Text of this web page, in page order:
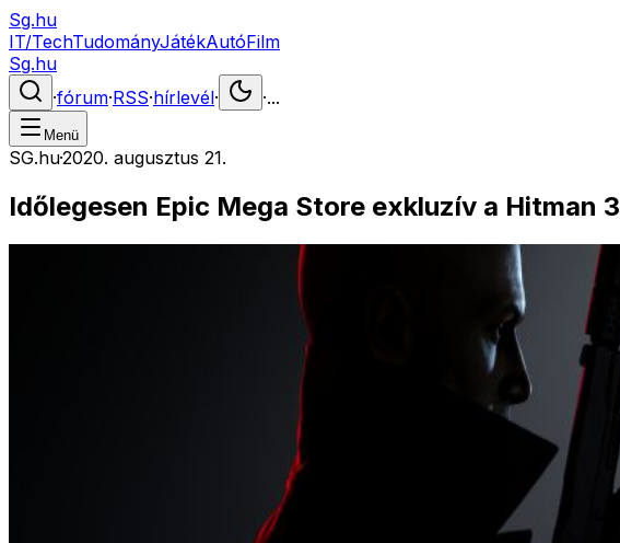
Sg.hu
IT/TechTudományJátékAutóFilm
Sg.hu
·fórum·RSS·hírlevél· ·...
Menü
SG.hu·2020. augusztus 21.
Időlegesen Epic Mega Store exkluzív a Hitman 3